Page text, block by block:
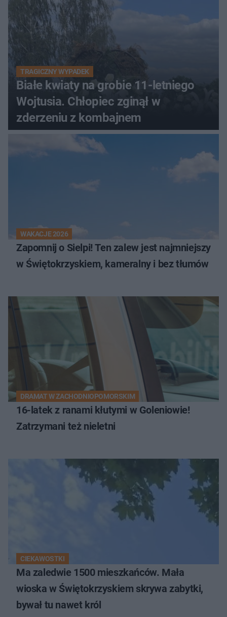
TRAGICZNY WYPADEK
Białe kwiaty na grobie 11-letniego
Wojtusia. Chłopiec zginął w
zderzeniu z kombajnem
WAKACJE 2026
Zapomnij o Sielpi! Ten zalew jest najmniejszy
w Świętokrzyskiem, kameralny i bez tłumów
DRAMAT W ZACHODNIOPOMORSKIM
16-latek z ranami kłutymi w Goleniowie!
Zatrzymani też nieletni
CIEKAWOSTKI
Ma zaledwie 1500 mieszkańców. Mała
wioska w Świętokrzyskiem skrywa zabytki,
bywał tu nawet król